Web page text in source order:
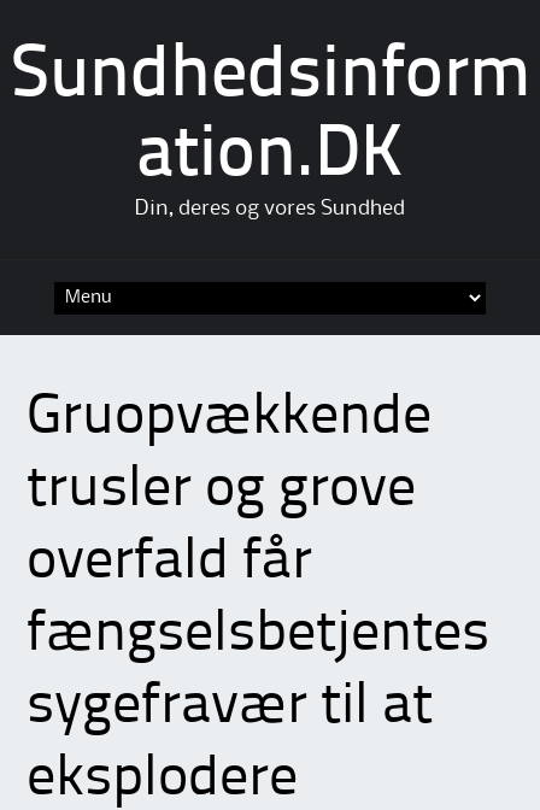
Sundhedsinform
ation.DK
Din, deres og vores Sundhed
Gruopvækkende
trusler og grove
overfald får
fængselsbetjentes
sygefravær til at
eksplodere